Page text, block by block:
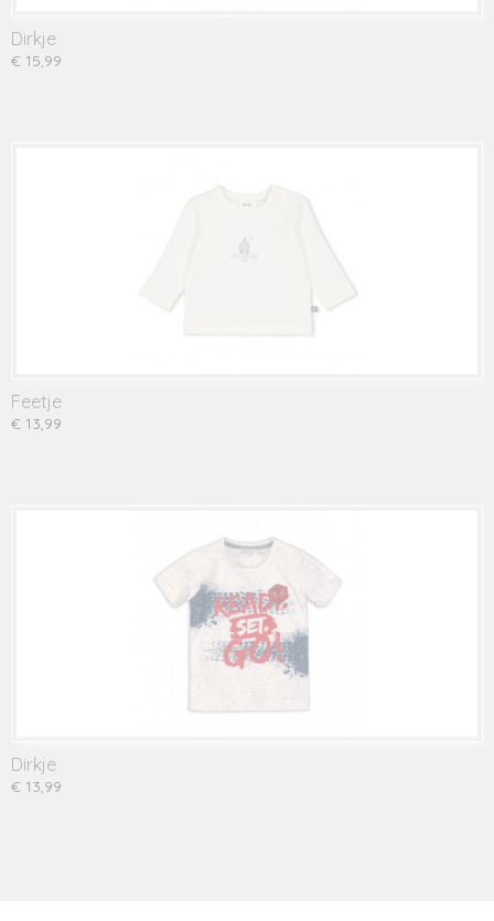
Dirkje
€ 15,99
Feetje
€ 13,99
Dirkje
€ 13,99